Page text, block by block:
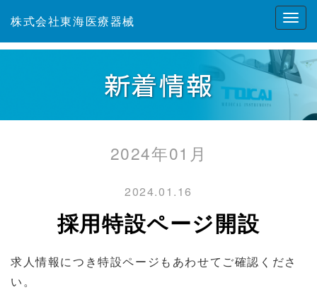
株式会社東海医療器械
新着情報
2024年01月
2024.01.16
採用特設ページ開設
求人情報につき特設ページもあわせてご確認くださ
い。